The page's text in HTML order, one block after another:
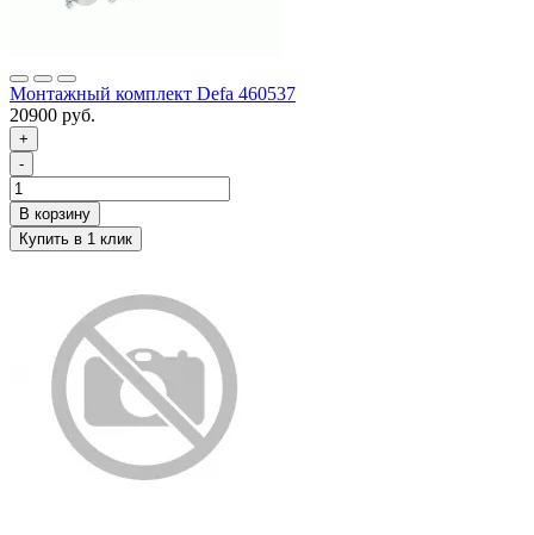
Монтажный комплект Defa 460537
20900 руб.
+
-